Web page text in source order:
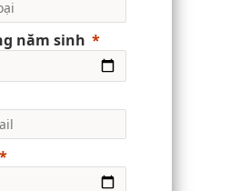
năm sinh